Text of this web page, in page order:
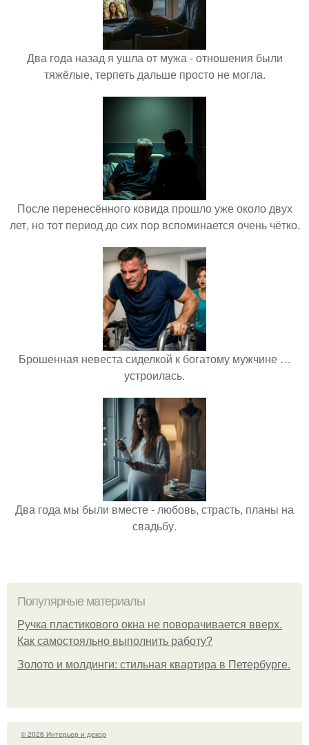
Два года назад я ушла от мужа - отношения были
тяжёлые, терпеть дальше просто не могла.
После перенесённого ковида прошло уже около двух
лет, но тот период до сих пор вспоминается очень чётко.
Брошенная невеста сиделкой к богатому мужчине …
устроилась.
Два года мы были вместе - любовь, страсть, планы на
свадьбу.
Популярные материалы
Ручка пластикового окна не поворачивается вверх.
Как самостояльно выполнить работу?
Золото и молдинги: стильная квартира в Петербурге.
© 2026 Интерьер и декор